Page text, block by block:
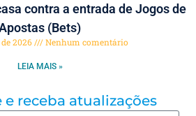
contra a entrada de Jogos de
(Bets)
2026 Nenhum comentário
LEIA MAIS »
e receba atualizações